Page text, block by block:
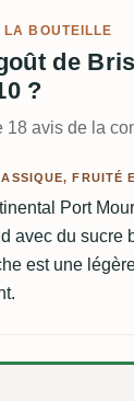
LA BOUTEILLE
de
?
18 avis de la
FRUITÉ
Port
avec du sucre
est une